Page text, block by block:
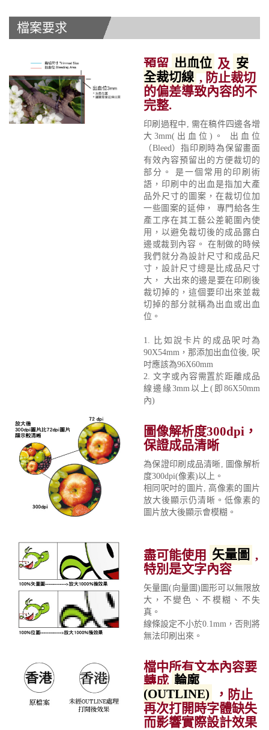
檔案要求
預留 出血位 及 安
全裁切線, 防止裁切
的偏差導致內容的不
完整.
印刷過程中, 需在稿件四邊各增
大3mm(出血位)。 出血位
（Bleed）指印刷時為保留畫面
有效內容預留出的方便裁切的
部分。 是一個常用的印刷術
語，印刷中的出血是指加大產
品外尺寸的圖案，在裁切位加
一些圖案的延伸， 專門給各生
產工序在其工藝公差範圍內使
用，以避免裁切後的成品露白
邊或裁到內容。 在制做的時候
我們就分為設計尺寸和成品尺
寸，設計尺寸總是比成品尺寸
大， 大出來的邊是要在印刷後
裁切掉的，這個要印出來並裁
切掉的部分就稱為出血或出血
位。
1. 比如說卡片的成品呎吋為
90X54mm，那添加出血位後, 呎
吋應該為96X60mm
2. 文字或內容需置於距離成品
線邊緣3mm以上(即86X50mm
內)
圖像解析度300dpi，
保證成品清晰
為保證印刷成品清晰, 圖像解析
度300dpi(像素)以上。
相同呎吋的圖片, 高像素的圖片
放大後顯示仍清晰。低像素的
圖片放大後顯示會模糊。
盡可能使用 矢量圖 ,
特別是文字內容
矢量圖(向量圖)圖形可以無限放
大，不變色、不模糊、不失
真。
線條設定不小於0.1mm，否則將
無法印刷出來。
檔中所有文本內容要
轉成 輪廓
(OUTLINE)
，防止
再次打開時字體缺失
而影響實際設計效果